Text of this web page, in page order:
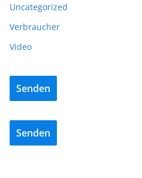
Uncategorized
Verbraucher
Video
Senden
Senden